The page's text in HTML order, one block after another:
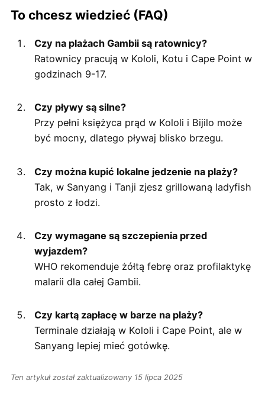
To chcesz wiedzieć (FAQ)
Czy na plażach Gambii są ratownicy?
Ratownicy pracują w Kololi, Kotu i Cape Point w
godzinach 9-17.
Czy pływy są silne?
Przy pełni księżyca prąd w Kololi i Bijilo może
być mocny, dlatego pływaj blisko brzegu.
Czy można kupić lokalne jedzenie na plaży?
Tak, w Sanyang i Tanji zjesz grillowaną ladyfish
prosto z łodzi.
Czy wymagane są szczepienia przed
wyjazdem?
WHO rekomenduje żółtą febrę oraz profilaktykę
malarii dla całej Gambii.
Czy kartą zapłacę w barze na plaży?
Terminale działają w Kololi i Cape Point, ale w
Sanyang lepiej mieć gotówkę.
Ten artykuł został zaktualizowany 15 lipca 2025